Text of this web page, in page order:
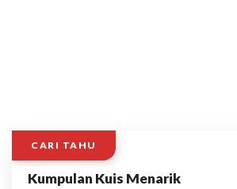
CARI TAHU
Kumpulan Kuis Menarik